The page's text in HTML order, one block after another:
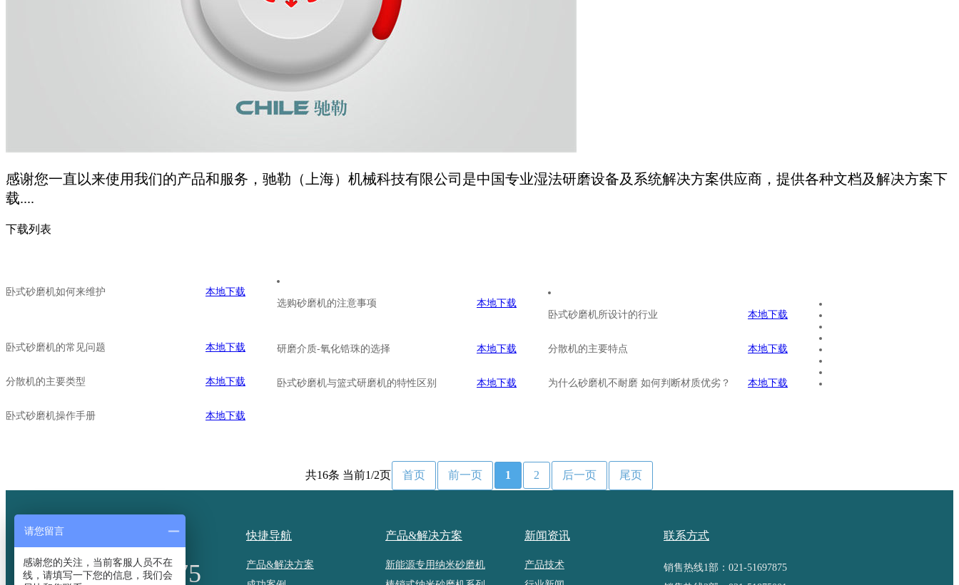
感谢您一直以来使用我们的产品和服务，驰勒（上海）机械科技有限公司是中国专业湿法研磨设备及系统解决方案供应商，提供各种文档及解决方案下
载....
下载列表
卧式砂磨机如何来维护
本地下载
选购砂磨机的注意事项
本地下载
卧式砂磨机所设计的行业
本地下载
卧式砂磨机的常见问题 本地下载 研磨介质-氧化锆珠的选择 本地下载 分散机的主要特点 本地下载
分散机的主要类型 本地下载 卧式砂磨机与篮式研磨机的特性区别 本地下载 为什么砂磨机不耐磨 如何判断材质优劣？ 本地下载
卧式砂磨机操作手册 本地下载
共16条 当前1/2页 首页 前一页 1 2 后一页 尾页
快捷导航
产品&解决方案
产品&解决方案
新能源专用纳米砂磨机
新闻资讯
产品技术
联系方式
销售热线1部：021-51697875
全国免费咨询热线：
021-51697875
请您留言
感谢您的关注，当前客服人员不在
线，请填写一下您的信息，我们会